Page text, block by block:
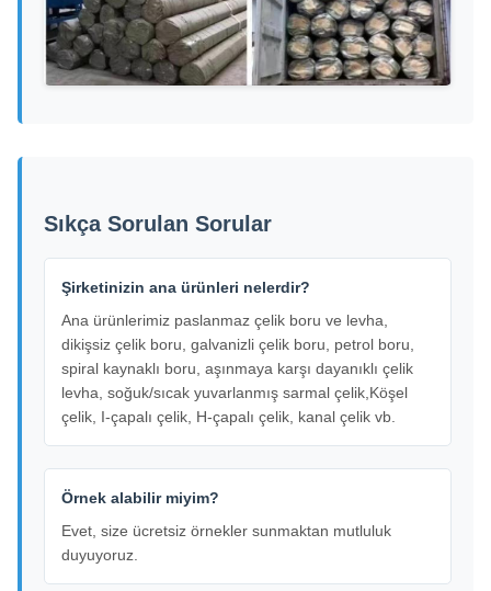
Sıkça Sorulan Sorular
Şirketinizin ana ürünleri nelerdir?
Ana ürünlerimiz paslanmaz çelik boru ve levha,
dikişsiz çelik boru, galvanizli çelik boru, petrol boru,
spiral kaynaklı boru, aşınmaya karşı dayanıklı çelik
levha, soğuk/sıcak yuvarlanmış sarmal çelik,Köşel
çelik, I-çapalı çelik, H-çapalı çelik, kanal çelik vb.
Örnek alabilir miyim?
Evet, size ücretsiz örnekler sunmaktan mutluluk
duyuyoruz.